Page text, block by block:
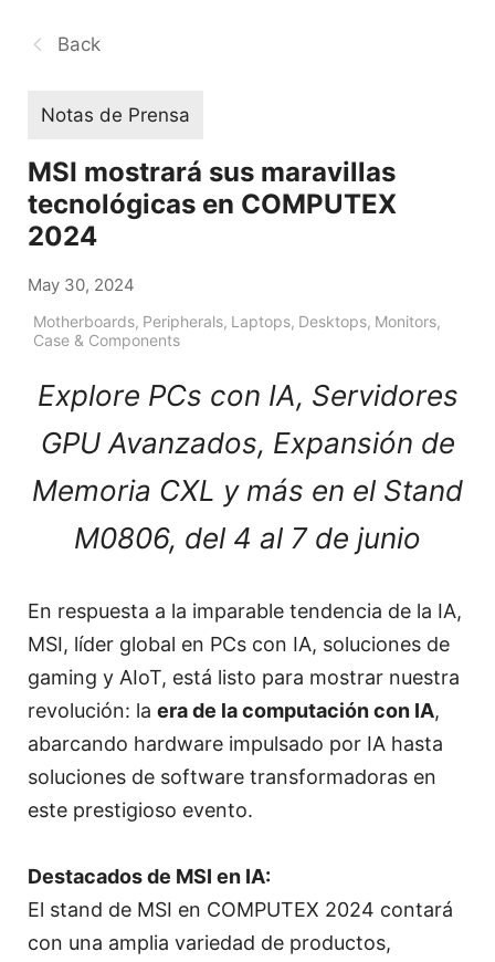
Back
Notas de Prensa
MSI mostrará sus maravillas
tecnológicas en COMPUTEX
2024
May 30, 2024
Motherboards, Peripherals, Laptops, Desktops, Monitors,
Case & Components
Explore PCs con IA, Servidores
GPU Avanzados, Expansión de
Memoria CXL y más en el Stand
M0806, del 4 al 7 de junio
En respuesta a la imparable tendencia de la IA,
MSI, líder global en PCs con IA, soluciones de
gaming y AIoT, está listo para mostrar nuestra
revolución: la era de la computación con IA,
abarcando hardware impulsado por IA hasta
soluciones de software transformadoras en
este prestigioso evento.
Destacados de MSI en IA:
El stand de MSI en COMPUTEX 2024 contará
con una amplia variedad de productos,